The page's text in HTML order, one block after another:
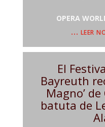
OPERA
… leer
El
Bayreuth
Magno’
batuta de